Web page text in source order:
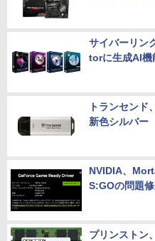
サイバーリン
torに生成AI機
トランセンド
新色シルバー
NVIDIA、
S:GOの問題
プリンストン